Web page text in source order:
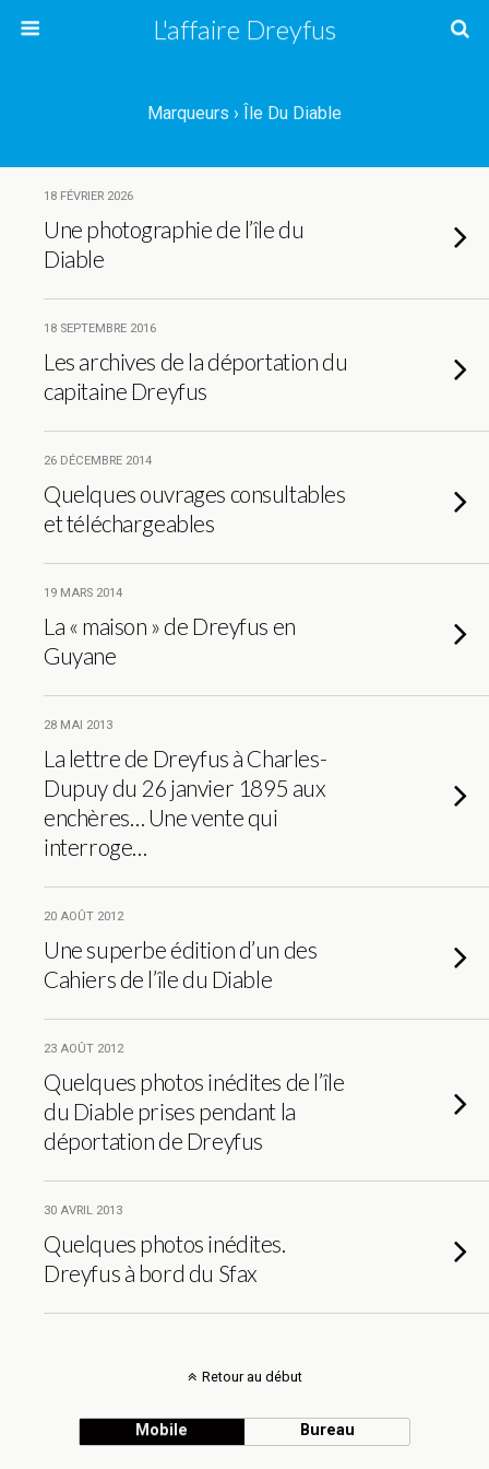
L'affaire Dreyfus
Marqueurs › Île Du Diable
18 FÉVRIER 2026
Une photographie de l’île du
Diable
18 SEPTEMBRE 2016
Les archives de la déportation du
capitaine Dreyfus
26 DÉCEMBRE 2014
Quelques ouvrages consultables
et téléchargeables
19 MARS 2014
La « maison » de Dreyfus en
Guyane
28 MAI 2013
La lettre de Dreyfus à Charles-
Dupuy du 26 janvier 1895 aux
enchères… Une vente qui
interroge…
20 AOÛT 2012
Une superbe édition d’un des
Cahiers de l’île du Diable
23 AOÛT 2012
Quelques photos inédites de l’île
du Diable prises pendant la
déportation de Dreyfus
30 AVRIL 2013
Quelques photos inédites.
Dreyfus à bord du Sfax
Retour au début
Mobile Bureau